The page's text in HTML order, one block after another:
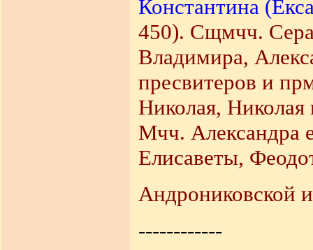
Константина
450). Сщмчч.
Владимира,
пресвитеров и
Николая,
Мчч. Александра
Елисаветы,
Андрониковской
------------